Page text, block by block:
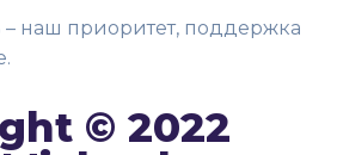
– наш приоритет, поддержка
© 2022